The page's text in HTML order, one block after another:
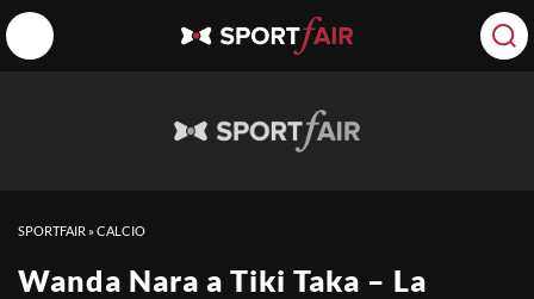
SPORTFAIR »CALCIO
Wanda Nara a Tiki Taka – La